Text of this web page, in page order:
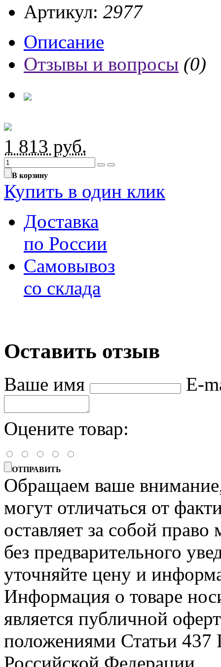
Артикул: 2977
Описание
Отзывы и вопросы (0)
1 813 руб.
В корзину
Купить в один клик
Доставка
по России
Самовывоз
со склада
Оставить отзыв
Ваше имя E-
Оцените товар:
ОТПРАВИТЬ
Обращаем ваше
могут отличаться от
оставляет за собой право
без предварительного
уточняйте цену и
Информация о товаре
является публичной
положениями Статьи 437
Российской Федерации.